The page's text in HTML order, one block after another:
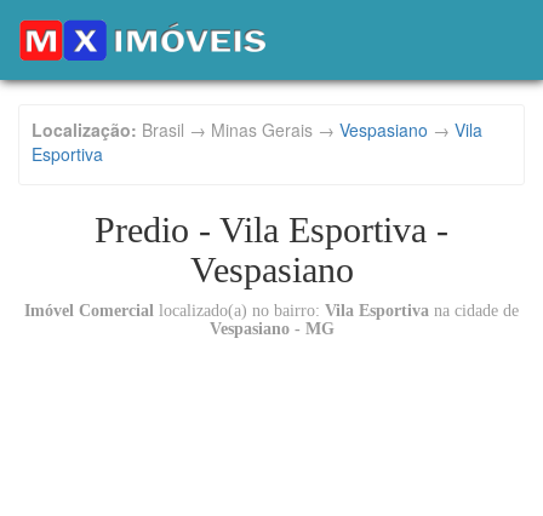
Localização: Brasil → Minas Gerais → Vespasiano → Vila
Esportiva
Predio - Vila Esportiva -
Vespasiano
Imóvel Comercial localizado(a) no bairro: Vila Esportiva na cidade de
Vespasiano - MG